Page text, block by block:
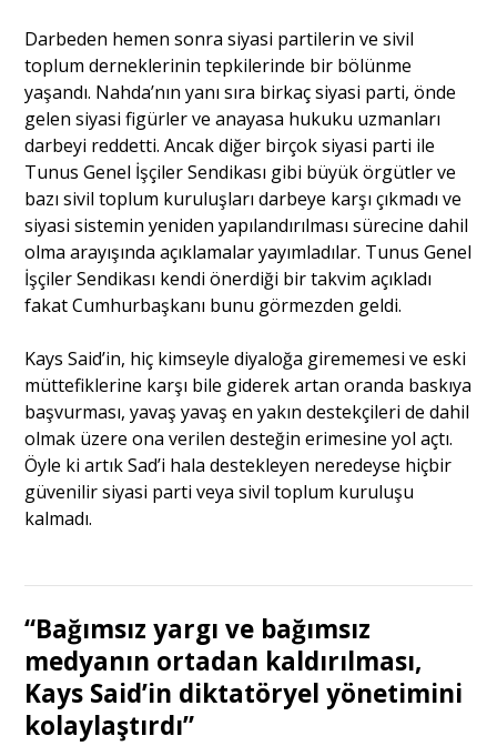
Darbeden hemen sonra siyasi partilerin ve sivil
toplum derneklerinin tepkilerinde bir bölünme
yaşandı. Nahda’nın yanı sıra birkaç siyasi parti, önde
gelen siyasi figürler ve anayasa hukuku uzmanları
darbeyi reddetti. Ancak diğer birçok siyasi parti ile
Tunus Genel İşçiler Sendikası gibi büyük örgütler ve
bazı sivil toplum kuruluşları darbeye karşı çıkmadı ve
siyasi sistemin yeniden yapılandırılması sürecine dahil
olma arayışında açıklamalar yayımladılar. Tunus Genel
İşçiler Sendikası kendi önerdiği bir takvim açıkladı
fakat Cumhurbaşkanı bunu görmezden geldi.
Kays Said’in, hiç kimseyle diyaloğa girememesi ve eski
müttefiklerine karşı bile giderek artan oranda baskıya
başvurması, yavaş yavaş en yakın destekçileri de dahil
olmak üzere ona verilen desteğin erimesine yol açtı.
Öyle ki artık Sad’i hala destekleyen neredeyse hiçbir
güvenilir siyasi parti veya sivil toplum kuruluşu
kalmadı.
“Bağımsız yargı ve bağımsız
medyanın ortadan kaldırılması,
Kays Said’in diktatöryel yönetimini
kolaylaştırdı”